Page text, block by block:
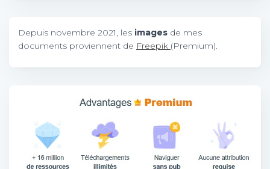
Depuis novembre 2021, les images de mes
documents proviennent de Freepik (Premium).